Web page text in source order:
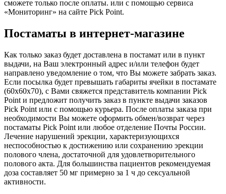
сможете только после оплаты. или c помощью сервиса
«Мониторинг» на сайте Pick Point.
Постаматы в интернет-магазине
Как только заказ будет доставлена в постамат или в пункт
выдачи, на Ваш электронный адрес и/или телефон будет
направлено уведомление о том, что Вы можете забрать заказ.
Если посылка будет превышать габариты ячейки в постамате
(60х60х70), с Вами свяжется представитель компании Pick
Point и предложит получить заказ в пункте выдачи заказов
Pick Point или с помощью курьера. После оплаты заказа при
необходимости Вы можете оформить обмен/возврат через
постаматы Pick Point или любое отделение Почты России.
Лечение нарушений эрекции, характеризующихся
неспособностью к достижению или сохранению эрекции
полового члена, достаточной для удовлетворительного
полового акта. Для большинства пациентов рекомендуемая
доза составляет 50 мг примерно за 1 ч до сексуальной
активности.